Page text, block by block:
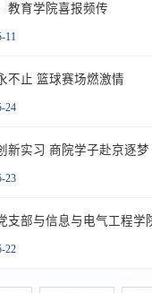
教育学院喜报频传
11
不止 篮球赛场燃激情
24
新实习 商院学子赴京逐梦
23
支部与信息与电气工程学
22